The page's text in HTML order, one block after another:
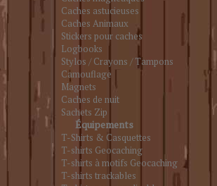
Caches astucieuses
Caches Animaux
Stickers pour caches
Logbooks
Stylos / Crayons / Tampons
Camouflage
Magnets
Caches de nuit
Sachets Zip
Équipements
T-Shirts & Casquettes
T-shirts Geocaching
T-shirts à motifs Geocaching
T-shirts trackables